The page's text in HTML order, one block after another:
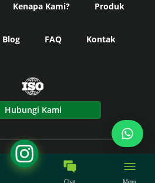
Kenapa Kami? Produk
Blog FAQ Kontak
Hubungi Kami
2024. All Rights Reserved -
Chat Menu